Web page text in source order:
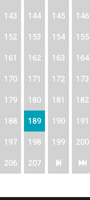
143 144 145 146
152 153 154 155
161 162 163 164
170 171 172 173
179 180 181 182
188 189 190 191
197 198 199 200
206 207